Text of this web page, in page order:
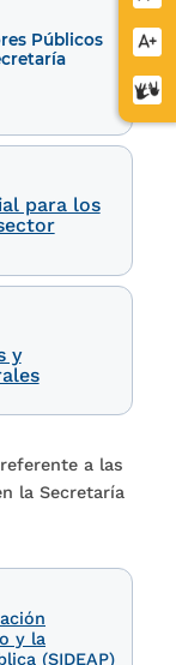
de
Públicos
para los
y
a las
la Secretaría
y la
(SIDEAP)